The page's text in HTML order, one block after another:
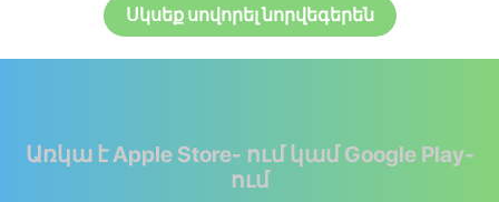
Սկսեք սովորել նորվեգերեն
Առկա է Apple Store- ում կամ Google Play-
ում